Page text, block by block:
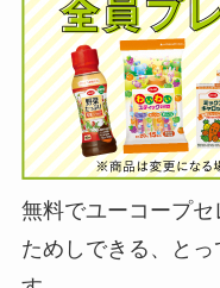
無料でユーコープ
ためしできる、と